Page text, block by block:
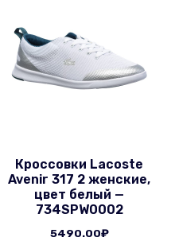
Кроссовки Lacoste
Avenir 317 2 женские,
цвет белый —
734SPW0002
5490.00₽